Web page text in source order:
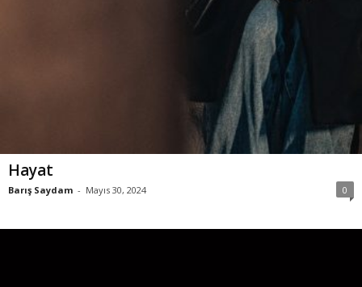
Hayat
Barış Saydam - Mayıs 30, 2024 0